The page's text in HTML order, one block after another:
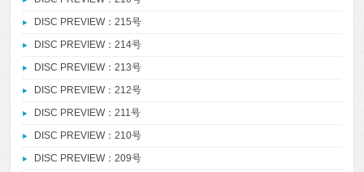
DISC PREVIEW：215号
DISC PREVIEW：214号
DISC PREVIEW：213号
DISC PREVIEW：212号
DISC PREVIEW：211号
DISC PREVIEW：210号
DISC PREVIEW：209号